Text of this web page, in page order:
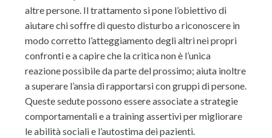
altre persone. Il trattamento si pone l’obiettivo di
aiutare chi soffre di questo disturbo a riconoscere in
modo corretto l’atteggiamento degli altri nei propri
confronti e a capire che la critica non è l’unica
reazione possibile da parte del prossimo; aiuta inoltre
a superare l’ansia di rapportarsi con gruppi di persone.
Queste sedute possono essere associate a strategie
comportamentali e a training assertivi per migliorare
le abilità sociali e l’autostima dei pazienti.